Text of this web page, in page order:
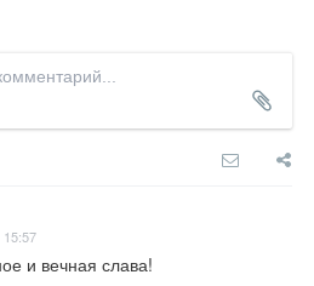
15:57
и вечная слава!